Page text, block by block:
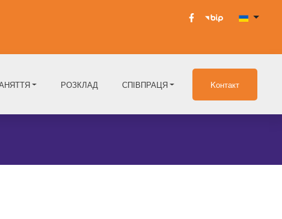
РОЗКЛАД СПІВПРАЦЯ Kонтакт